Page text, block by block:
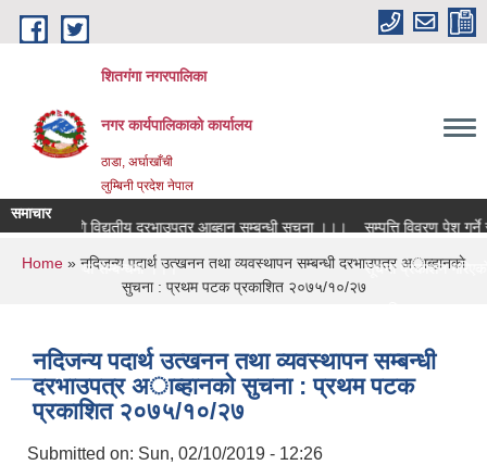
Skip to main content
शितगंगा नगरपालिका
नगर कार्यपालिकाकाे कार्यालय
ठाडा, अर्घाखाँची
लुम्बिनी प्रदेश नेपाल
समाचार
लागि विद्युतीय दरभाउपत्र आब्हान सम्बन्धी सूचना ।।।
सम्पत्ति विवरण पेश गर्ने
शिक्षक सरुवा सम्बन्धमा ।।। सूचना प्रकाशन गरिएको
You are here
Home » नदिजन्य पदार्थ उत्खनन तथा व्यवस्थापन सम्बन्धी दरभाउपत्र अाब्हानकाे
सुचना : प्रथम पटक प्रकाशित २०७५/१०/२७
नदिजन्य पदार्थ उत्खनन तथा व्यवस्थापन सम्बन्धी
दरभाउपत्र अाब्हानकाे सुचना : प्रथम पटक
प्रकाशित २०७५/१०/२७
Submitted on: Sun, 02/10/2019 - 12:26